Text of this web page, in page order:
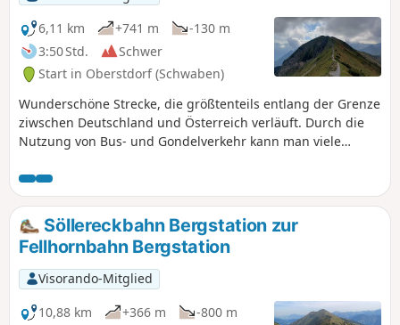
6,11 km
+741 m
-130 m
3:50 Std.
Schwer
Start in Oberstdorf (Schwaben)
Wunderschöne Strecke, die größtenteils entlang der Grenze
ziwschen Deutschland und Österreich verläuft. Durch die
Nutzung von Bus- und Gondelverkehr kann man viele
Panoramen über Österreich und die Bergketten um
Oberstdorf, insbesondere das Nebelhorn.
Söllereckbahn Bergstation zur
Fellhornbahn Bergstation
Visorando-Mitglied
10,88 km
+366 m
-800 m